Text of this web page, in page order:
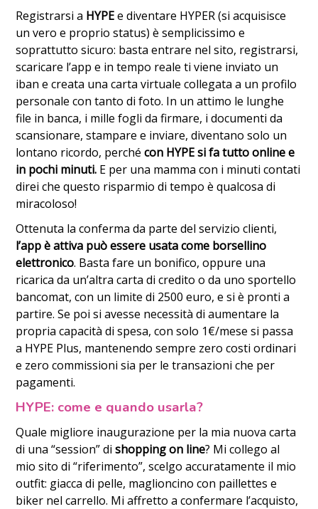
Registrarsi a HYPEe diventare HYPER (si acquisisce
un vero e proprio status) è semplicissimo e
soprattutto sicuro: basta entrare nel sito, registrarsi,
scaricare l’app e in tempo reale ti viene inviato un
iban e creata una carta virtuale collegata a un profilo
personale con tanto di foto. In un attimo le lunghe
file in banca, i mille fogli da firmare, i documenti da
scansionare, stampare e inviare, diventano solo un
lontano ricordo, perchécon HYPE si fa tutto online e
in pochi minuti. E per una mamma con i minuti contati
direi che questo risparmio di tempo è qualcosa di
miracoloso!
Ottenuta la conferma da parte del servizio clienti,
l’app è attiva può essere usata come borsellino
elettronico. Basta fare un bonifico, oppure una
ricarica da un’altra carta di credito o da uno sportello
bancomat, con un limite di 2500 euro, e si è pronti a
partire. Se poi si avesse necessità di aumentare la
propria capacità di spesa, con solo 1€/mese si passa
a HYPE Plus, mantenendo sempre zero costi ordinari
e zero commissioni sia per le transazioni che per
pagamenti.
HYPE: come e quando usarla?
Quale migliore inaugurazione per la mia nuova carta
di una “session” di shopping on line? Mi collego al
mio sito di “riferimento”, scelgo accuratamente il mio
outfit: giacca di pelle, maglioncino con paillettes e
biker nel carrello. Mi affretto a confermare l’acquisto,